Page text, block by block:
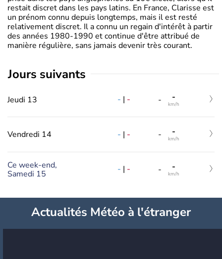
restait discret dans les pays latins. En France, Clarisse est
un prénom connu depuis longtemps, mais il est resté
relativement discret. Il a connu un regain d'intérêt à partir
des années 1980-1990 et continue d'être attribué de
manière régulière, sans jamais devenir très courant.
jours suivants
Jeudi 13 - | - - -
km/h
Vendredi 14 - | - - -
km/h
Ce week-end,
Samedi 15
- | - - -
km/h
Actualités Météo à l'étranger